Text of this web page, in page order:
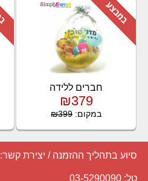
חברים ללידה
₪379
במקום:₪399
סיוע בתהליך ההזמנה / יצירת קשר:
טל: 03-5290090